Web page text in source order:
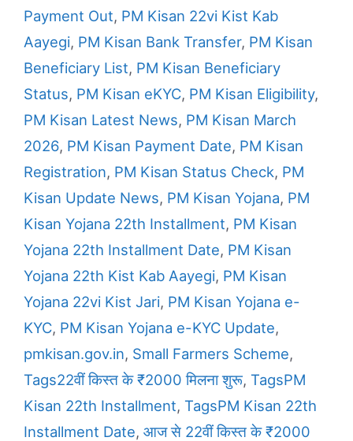
Payment Out, PM Kisan 22vi Kist Kab
Aayegi, PM Kisan Bank Transfer, PM Kisan
Beneficiary List, PM Kisan Beneficiary
Status, PM Kisan eKYC, PM Kisan Eligibility,
PM Kisan Latest News, PM Kisan March
2026, PM Kisan Payment Date, PM Kisan
Registration, PM Kisan Status Check, PM
Kisan Update News, PM Kisan Yojana, PM
Kisan Yojana 22th Installment, PM Kisan
Yojana 22th Installment Date, PM Kisan
Yojana 22th Kist Kab Aayegi, PM Kisan
Yojana 22vi Kist Jari, PM Kisan Yojana e-
KYC, PM Kisan Yojana e-KYC Update,
pmkisan.gov.in, Small Farmers Scheme,
Tags22वीं किस्त के ₹2000 मिलना शुरू, TagsPM
Kisan 22th Installment, TagsPM Kisan 22th
Installment Date, आज से 22वीं किस्त के ₹2000